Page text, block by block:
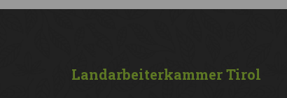
LandarbeiterkammerTirol